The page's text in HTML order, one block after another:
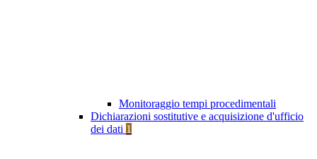
Monitoraggio tempi procedimentali
Dichiarazioni sostitutive e acquisizione d'ufficio
dei dati 1